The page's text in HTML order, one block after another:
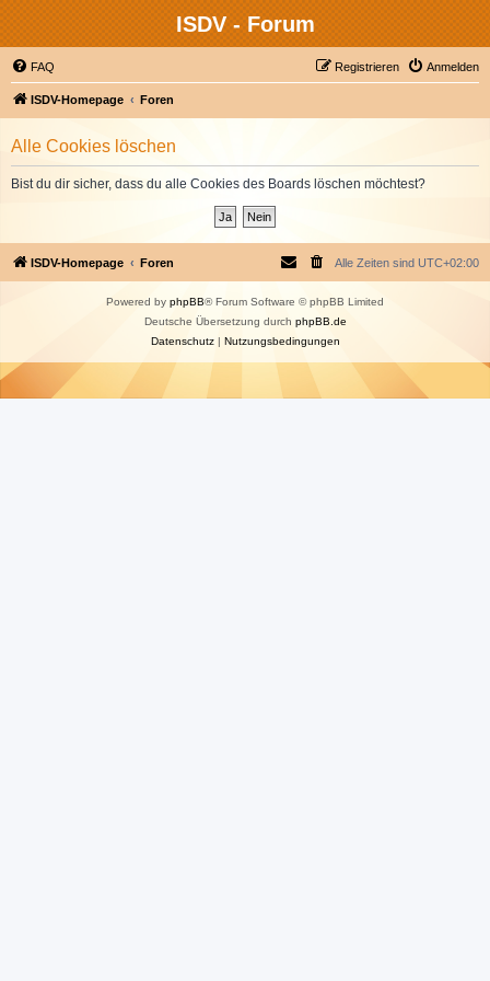
ISDV - Forum
FAQ Anmelden
Registrieren
ISDV-Homepage Foren
Alle Cookies löschen
Bist du dir sicher, dass du alle Cookies des Boards löschen möchtest?
ISDV-Homepage Foren Alle Zeiten sind UTC+02:00
Powered by phpBB® Forum Software © phpBB Limited
Deutsche Übersetzung durch phpBB.de
Datenschutz| Nutzungsbedingungen